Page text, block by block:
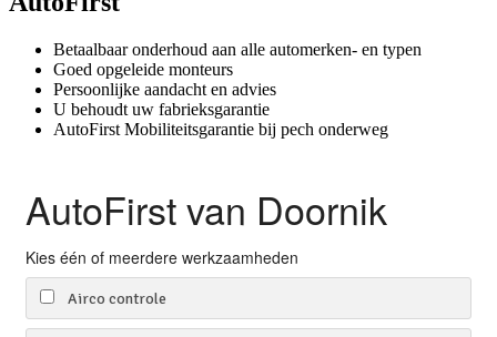
Betaalbaar onderhoud aan alle automerken- en typen
Goed opgeleide monteurs
Persoonlijke aandacht en advies
U behoudt uw fabrieksgarantie
AutoFirst Mobiliteitsgarantie bij pech onderweg